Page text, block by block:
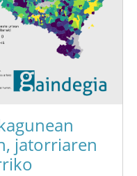
jatorriaren